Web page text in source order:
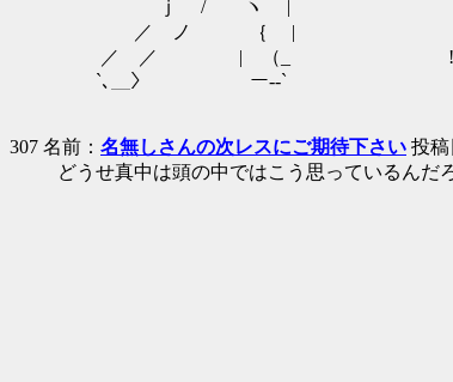
ｊ / ヽ | ／
／ ノ ｛ | ／
／ ／ | （_ !､＿
`､＿〉 ー‐‐`
307 名前： 名無しさんの次レスにご期待下さい 投稿
どうせ真中は頭の中ではこう思っているんだ
（ ∧
（ （
（ /
（ （_
（
ヽ､＿,､＿